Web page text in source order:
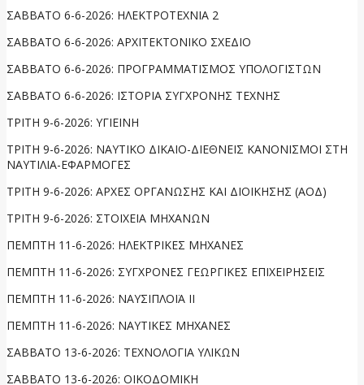
ΣΑΒΒΑΤΟ 6-6-2026: ΗΛΕΚΤΡΟΤΕΧΝΙΑ 2
ΣΑΒΒΑΤΟ 6-6-2026: ΑΡΧΙΤΕΚΤΟΝΙΚΟ ΣΧΕΔΙΟ
ΣΑΒΒΑΤΟ 6-6-2026: ΠΡΟΓΡΑΜΜΑΤΙΣΜΟΣ ΥΠΟΛΟΓΙΣΤΩΝ
ΣΑΒΒΑΤΟ 6-6-2026: ΙΣΤΟΡΙΑ ΣΥΓΧΡΟΝΗΣ ΤΕΧΝΗΣ
ΤΡΙΤΗ 9-6-2026: ΥΓΙΕΙΝΗ
ΤΡΙΤΗ 9-6-2026: ΝΑΥΤΙΚΟ ΔΙΚΑΙΟ-ΔΙΕΘΝΕΙΣ ΚΑΝΟΝΙΣΜΟΙ ΣΤΗ
ΝΑΥΤΙΛΙΑ-ΕΦΑΡΜΟΓΕΣ
ΤΡΙΤΗ 9-6-2026: ΑΡΧΕΣ ΟΡΓΑΝΩΣΗΣ ΚΑΙ ΔΙΟΙΚΗΣΗΣ (ΑΟΔ)
ΤΡΙΤΗ 9-6-2026: ΣΤΟΙΧΕΙΑ ΜΗΧΑΝΩΝ
ΠΕΜΠΤΗ 11-6-2026: ΗΛΕΚΤΡΙΚΕΣ ΜΗΧΑΝΕΣ
ΠΕΜΠΤΗ 11-6-2026: ΣΥΓΧΡΟΝΕΣ ΓΕΩΡΓΙΚΕΣ ΕΠΙΧΕΙΡΗΣΕΙΣ
ΠΕΜΠΤΗ 11-6-2026: ΝΑΥΣΙΠΛΟΪΑ ΙΙ
ΠΕΜΠΤΗ 11-6-2026: ΝΑΥΤΙΚΕΣ ΜΗΧΑΝΕΣ
ΣΑΒΒΑΤΟ 13-6-2026: ΤΕΧΝΟΛΟΓΙΑ ΥΛΙΚΩΝ
ΣΑΒΒΑΤΟ 13-6-2026: ΟΙΚΟΔΟΜΙΚΗ